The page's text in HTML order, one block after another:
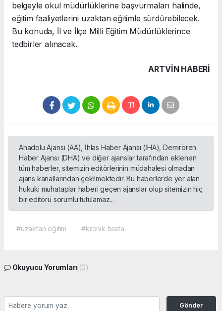
belgeyle okul müdürlüklerine başvurmaları halinde,
eğitim faaliyetlerini uzaktan eğitimle sürdürebilecek.
Bu konuda, İl ve İlçe Milli Eğitim Müdürlüklerince
tedbirler alınacak.
ARTVIN HABERİ
Anadolu Ajansı (AA), İhlas Haber Ajansı (İHA), Demirören
Haber Ajansı (DHA) ve diğer ajanslar tarafından eklenen
tüm haberler, sitemizin editörlerinin müdahalesi olmadan
ajans kanallarından çekilmektedir. Bu haberlerde yer alan
hukuki muhataplar haberi geçen ajanslar olup sitemizin hiç
bir editörü sorumlu tutulamaz...
#uzaktan eğitim #kronik hasta
Okuyucu Yorumları (0)
Gönder